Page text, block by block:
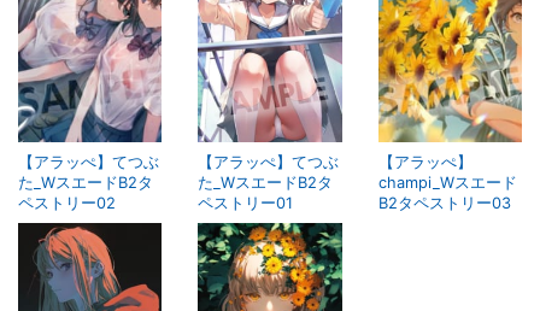
【アラッぺ】てつぶ
た_WスエードB2タ
ペストリー02
【アラッぺ】てつぶ
た_WスエードB2タ
ペストリー01
【アラッぺ】
champi_Wスエード
B2タペストリー03